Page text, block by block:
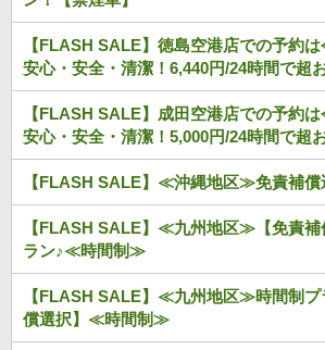
【FLASH SALE】徳島空港店での予約
安心・安全・清潔！6,440円/24時間で超
【FLASH SALE】成田空港店での予約
安心・安全・清潔！5,000円/24時間で超
【FLASH SALE】≪沖縄地区≫免責補償
【FLASH SALE】≪九州地区≫【免責補
ラン♪≪時間制≫
【FLASH SALE】≪九州地区≫時間制プ
償選択】≪時間制≫